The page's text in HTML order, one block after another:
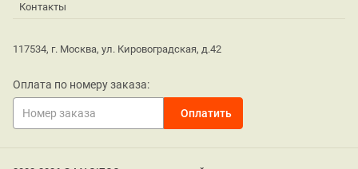
Контакты
117534, г. Москва, ул. Кировоградская, д.42
Оплата по номеру заказа: